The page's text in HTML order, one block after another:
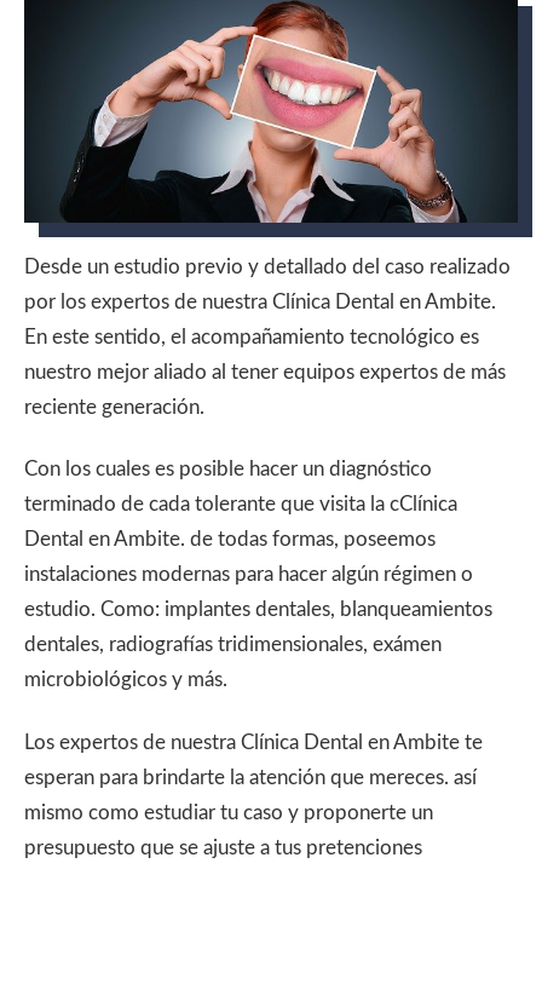
Desde un estudio previo y detallado del caso realizado
por los expertos de nuestra Clínica Dental en Ambite.
En este sentido, el acompañamiento tecnológico es
nuestro mejor aliado al tener equipos expertos de más
reciente generación.
Con los cuales es posible hacer un diagnóstico
terminado de cada tolerante que visita la cClínica
Dental en Ambite. de todas formas, poseemos
instalaciones modernas para hacer algún régimen o
estudio. Como: implantes dentales, blanqueamientos
dentales, radiografías tridimensionales, exámen
microbiológicos y más.
Los expertos de nuestra Clínica Dental en Ambite te
esperan para brindarte la atención que mereces. así
mismo como estudiar tu caso y proponerte un
presupuesto que se ajuste a tus pretenciones